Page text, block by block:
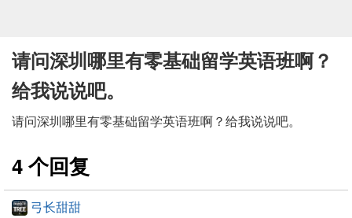
请问深圳哪里有零基础留学英语班啊？
给我说说吧。
请问深圳哪里有零基础留学英语班啊？给我说说吧。
4 个回复
弓长甜甜